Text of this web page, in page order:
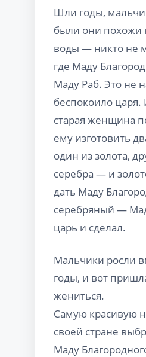
Шли годы,
были они похожи
воды — никто не
где Маду
Маду Раб. Это не
беспокоило царя.
старая женщина
ему изготовить
один из золота,
серебра — и
дать Маду
серебряный —
царь и сделал.
Мальчики росли
годы, и вот
жениться.
Самую красивую
своей стране
Маду